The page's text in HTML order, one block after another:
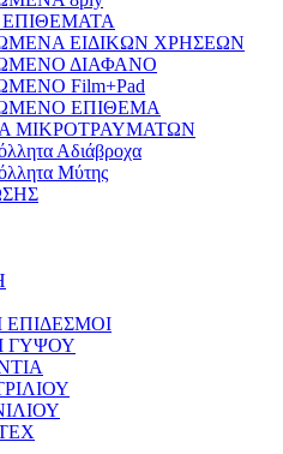
ΕΙΔΙΚΩΝ ΧΡΗΣΕΩΝ
ΔΙΑΦΑΝΟ
Film+Pad
ΕΠΙΘΕΜΑ
ΜΙΚΡΟΤΡΑΥΜΑΤΩΝ
Αδιάβροχα
Μύτης
ΕΠΙΔΕΣΜΟΙ
ΓΥΨΟΥ